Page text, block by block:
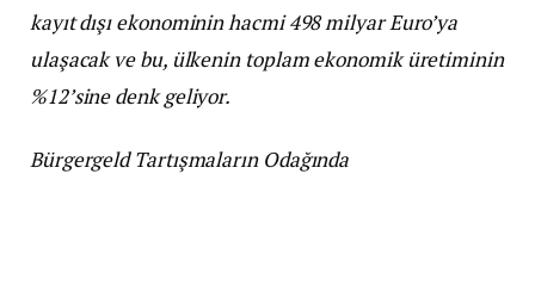
kayıt dışı ekonominin hacmi 498 milyar Euro’ya
ulaşacak ve bu, ülkenin toplam ekonomik üretiminin
%12’sine denk geliyor.
Bürgergeld Tartışmaların Odağında